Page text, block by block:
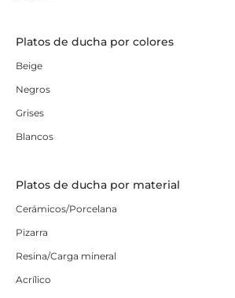
Platos de ducha por colores
Beige
Negros
Grises
Blancos
Platos de ducha por material
Cerámicos/Porcelana
Pizarra
Resina/Carga mineral
Acrílico